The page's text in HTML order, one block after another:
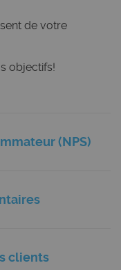
de votre
objectifs!
(NPS)
clients